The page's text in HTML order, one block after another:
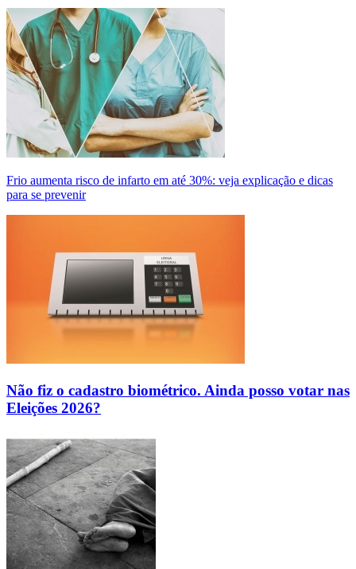
Frio aumenta risco de infarto em até 30%: veja explicação e dicas
para se prevenir
Não fiz o cadastro biométrico. Ainda posso votar nas
Eleições 2026?